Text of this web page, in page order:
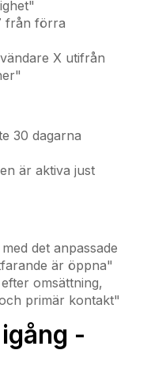
från förra
X utifrån
30 dagarna
är aktiva just
det anpassade
är öppna"
omsättning,
primär kontakt"
-